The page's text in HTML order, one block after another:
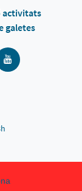
activitats
galetes